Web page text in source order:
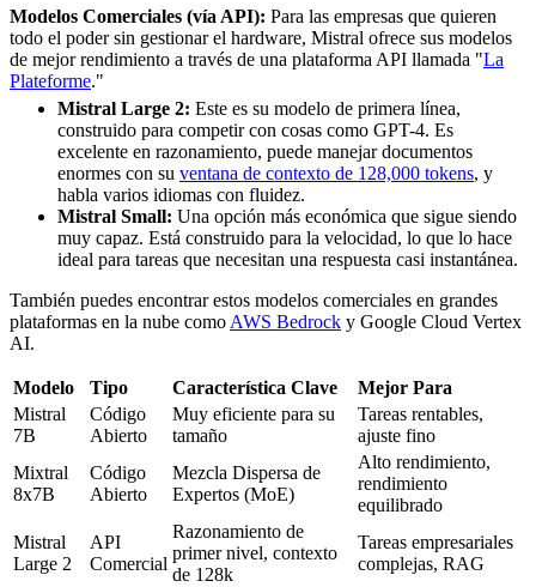
Modelos Comerciales (vía API): Para las empresas que quieren
todo el poder sin gestionar el hardware, Mistral ofrece sus modelos
de mejor rendimiento a través de una plataforma API llamada "La
Plateforme."
Mistral Large 2: Este es su modelo de primera línea,
construido para competir con cosas como GPT-4. Es
excelente en razonamiento, puede manejar documentos
enormes con su ventana de contexto de 128,000 tokens, y
habla varios idiomas con fluidez.
Mistral Small: Una opción más económica que sigue siendo
muy capaz. Está construido para la velocidad, lo que lo hace
ideal para tareas que necesitan una respuesta casi instantánea.
También puedes encontrar estos modelos comerciales en grandes
plataformas en la nube como AWS Bedrock y Google Cloud Vertex
AI.
Modelo Tipo Característica Clave
Mejor Para
Mistral
7B
Código
Abierto
Muy eficiente para su
tamaño
Tareas rentables,
ajuste fino
Mixtral
8x7B
Código
Abierto
Mezcla Dispersa de
Expertos (MoE)
Alto rendimiento,
rendimiento
equilibrado
Mistral
Large 2
API
Comercial
Razonamiento de
primer nivel, contexto
de 128k
Tareas empresariales
complejas, RAG